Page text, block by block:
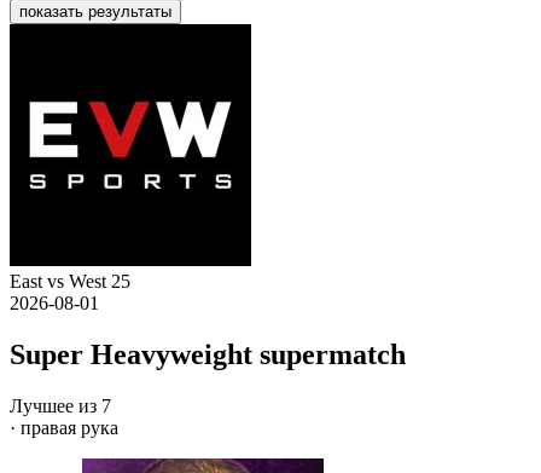
показать результаты
East vs West 25
2026-08-01
Super Heavyweight supermatch
Лучшее из 7
· правая рука